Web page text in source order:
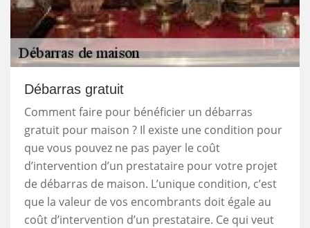
Débarras gratuit
Comment faire pour bénéficier un débarras
gratuit pour maison ? Il existe une condition pour
que vous pouvez ne pas payer le coût
d’intervention d’un prestataire pour votre projet
de débarras de maison. L’unique condition, c’est
que la valeur de vos encombrants doit égale au
coût d’intervention d’un prestataire. Ce qui veut